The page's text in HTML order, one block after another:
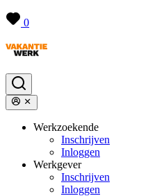
0
Werkzoekende
Inschrijven
Inloggen
Werkgever
Inschrijven
Inloggen